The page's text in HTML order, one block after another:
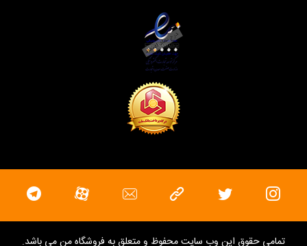
تمامی حقوق این وب سایت محفوظ و متعلق به فروشگاه منمی باشد.